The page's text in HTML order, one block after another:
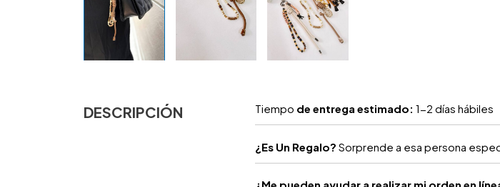
DESCRIPCIÓN Tiempo de entrega estimado: 1-2 días hábiles
¿ Es Un Regalo? Sorprende a esa persona